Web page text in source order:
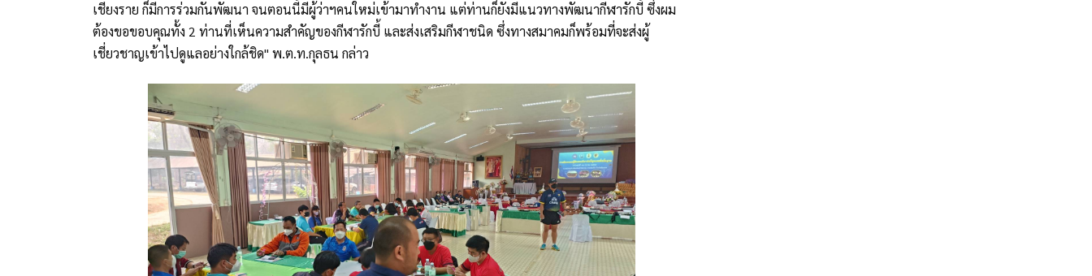
เชียงราย ก็มีการร่วมกันพัฒนา จนตอนนี้มีผู้ว่าฯคนใหม่เข้ามาทำงาน แต่ท่านก็ยังมีแนวทางพัฒนากีฬารักบี้ ซึ่งผม
ต้องขอขอบคุณทั้ง 2 ท่านที่เห็นความสำคัญของกีฬารักบี้ และส่งเสริมกีฬาชนิด ซึ่งทางสมาคมก็พร้อมที่จะส่งผู้
เชี่ยวชาญเข้าไปดูแลอย่างใกล้ชิด" พ.ต.ท.กุลธน กล่าว